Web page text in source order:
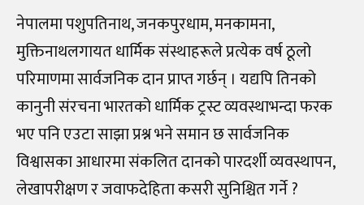
नेपालमा पशुपतिनाथ, जनकपुरधाम, मनकामना,
मुक्तिनाथलगायत धार्मिक संस्थाहरूले प्रत्येक वर्ष ठूलो
परिमाणमा सार्वजनिक दान प्राप्त गर्छन् । यद्यपि तिनको
कानुनी संरचना भारतको धार्मिक ट्रस्ट व्यवस्थाभन्दा फरक
भए पनि एउटा साझा प्रश्न भने समान छ सार्वजनिक
विश्वासका आधारमा संकलित दानको पारदर्शी व्यवस्थापन,
लेखापरीक्षण र जवाफदेहिता कसरी सुनिश्चित गर्ने ?